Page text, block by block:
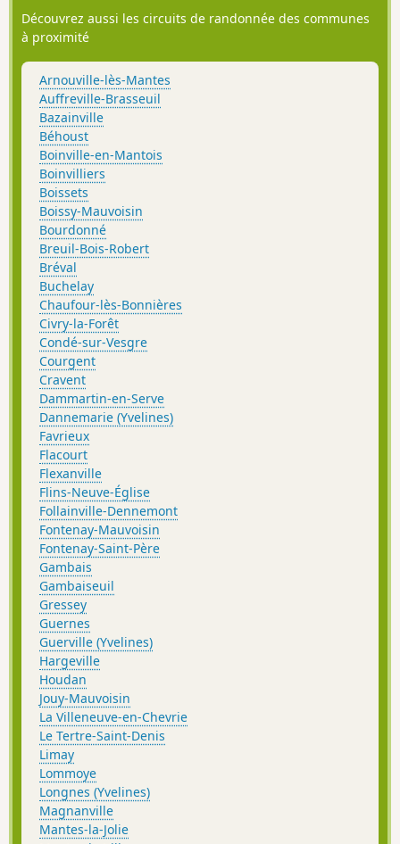
Découvrez aussi les circuits de randonnée des communes
à proximité
Arnouville-lès-Mantes
Auffreville-Brasseuil
Bazainville
Béhoust
Boinville-en-Mantois
Boinvilliers
Boissets
Boissy-Mauvoisin
Bourdonné
Breuil-Bois-Robert
Bréval
Buchelay
Chaufour-lès-Bonnières
Civry-la-Forêt
Condé-sur-Vesgre
Courgent
Cravent
Dammartin-en-Serve
Dannemarie (Yvelines)
Favrieux
Flacourt
Flexanville
Flins-Neuve-Église
Follainville-Dennemont
Fontenay-Mauvoisin
Fontenay-Saint-Père
Gambais
Gambaiseuil
Gressey
Guernes
Guerville (Yvelines)
Hargeville
Houdan
Jouy-Mauvoisin
La Villeneuve-en-Chevrie
Le Tertre-Saint-Denis
Limay
Lommoye
Longnes (Yvelines)
Magnanville
Mantes-la-Jolie